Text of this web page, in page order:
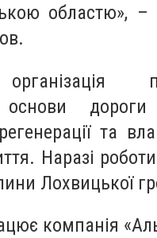
областю», –
основи
та
Наразі
Лохвицької
компанія